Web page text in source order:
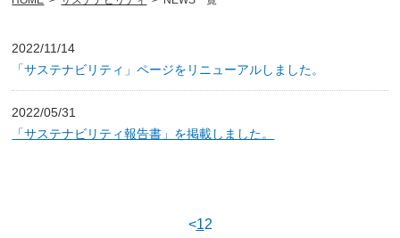
会社案内
IR情報
2022/11/14
「サステナビリティ」ページをリニューアルしました。
2022/05/31
「サステナビリティ報告書」を掲載しました。
<12